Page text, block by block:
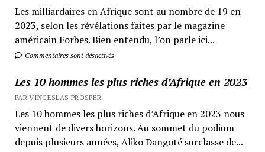
Les milliardaires en Afrique sont au nombre de 19 en
2023, selon les révélations faites par le magazine
américain Forbes. Bien entendu, l’on parle ici...
Commentaires sont désactivés
Les 10 hommes les plus riches d’Afrique en 2023
PAR VINCESLAS PROSPER
Les 10 hommes les plus riches d’Afrique en 2023 nous
viennent de divers horizons. Au sommet du podium
depuis plusieurs années, Aliko Dangoté surclasse de...